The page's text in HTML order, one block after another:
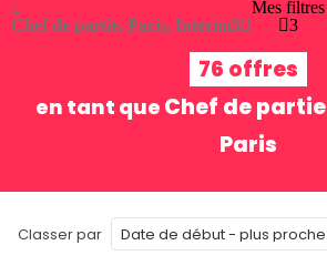
Chef de partie, Paris, Interim3
Mes filtres
3
76 offres
en tant que Chef de partie
Paris
Classer par